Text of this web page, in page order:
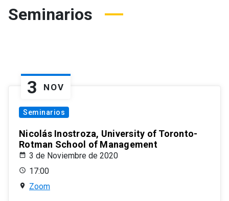
Seminarios
3 NOV
Seminarios
Nicolás Inostroza, University of Toronto-
Rotman School of Management
3 de Noviembre de 2020
17:00
Zoom